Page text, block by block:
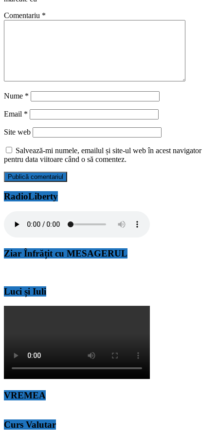
Comentariu *
Nume *
Email *
Site web
Salvează-mi numele, emailul și site-ul web în acest navigator
pentru data viitoare când o să comentez.
RadioLiberty
Ziar Înfrățit cu MESAGERUL
Luci și Iuli
VREMEA
Curs Valutar